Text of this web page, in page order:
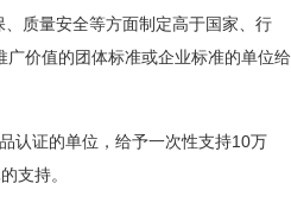
质量安全等方面制定高于国家、行
广价值的团体标准或企业标准的单位给
认证的单位，给予一次性支持10万
支持。